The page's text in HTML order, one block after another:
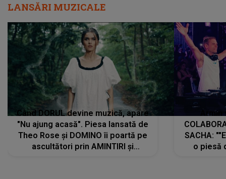
LANSĂRI MUZICALE
Când DORUL devine muzică, apare
"Nu ajung acasă". Piesa lansată de
Theo Rose și DOMINO îi poartă pe
ascultători prin AMINTIRI și
SACHA:
o piesă